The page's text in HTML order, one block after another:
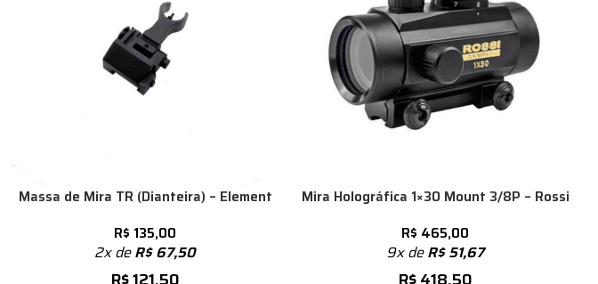
Massa de Mira TR (Dianteira) – Element
R$ 135,00
2x deR$67,50
Mira Holográfica 1×30 Mount 3/8P – Rossi
R$ 465,00
9x deR$51,67